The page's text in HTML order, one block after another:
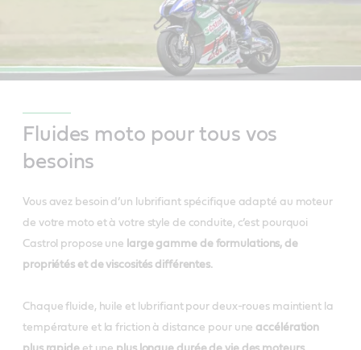
Fluides moto pour tous vos
besoins
Vous avez besoin d’un lubrifiant spécifique adapté au moteur
de votre moto et à votre style de conduite, c’est pourquoi
Castrol propose une large gamme de formulations, de
propriétés et de viscosités différentes.
Chaque fluide, huile et lubrifiant pour deux-roues maintient la
température et la friction à distance pour une accélération